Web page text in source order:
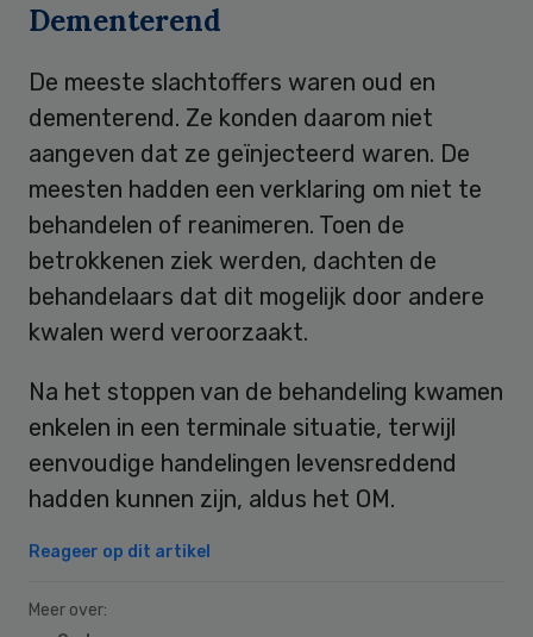
Dementerend
De meeste slachtoffers waren oud en
dementerend. Ze konden daarom niet
aangeven dat ze geïnjecteerd waren. De
meesten hadden een verklaring om niet te
behandelen of reanimeren. Toen de
betrokkenen ziek werden, dachten de
behandelaars dat dit mogelijk door andere
kwalen werd veroorzaakt.
Na het stoppen van de behandeling kwamen
enkelen in een terminale situatie, terwijl
eenvoudige handelingen levensreddend
hadden kunnen zijn, aldus het OM.
Reageer op dit artikel
Meer over: